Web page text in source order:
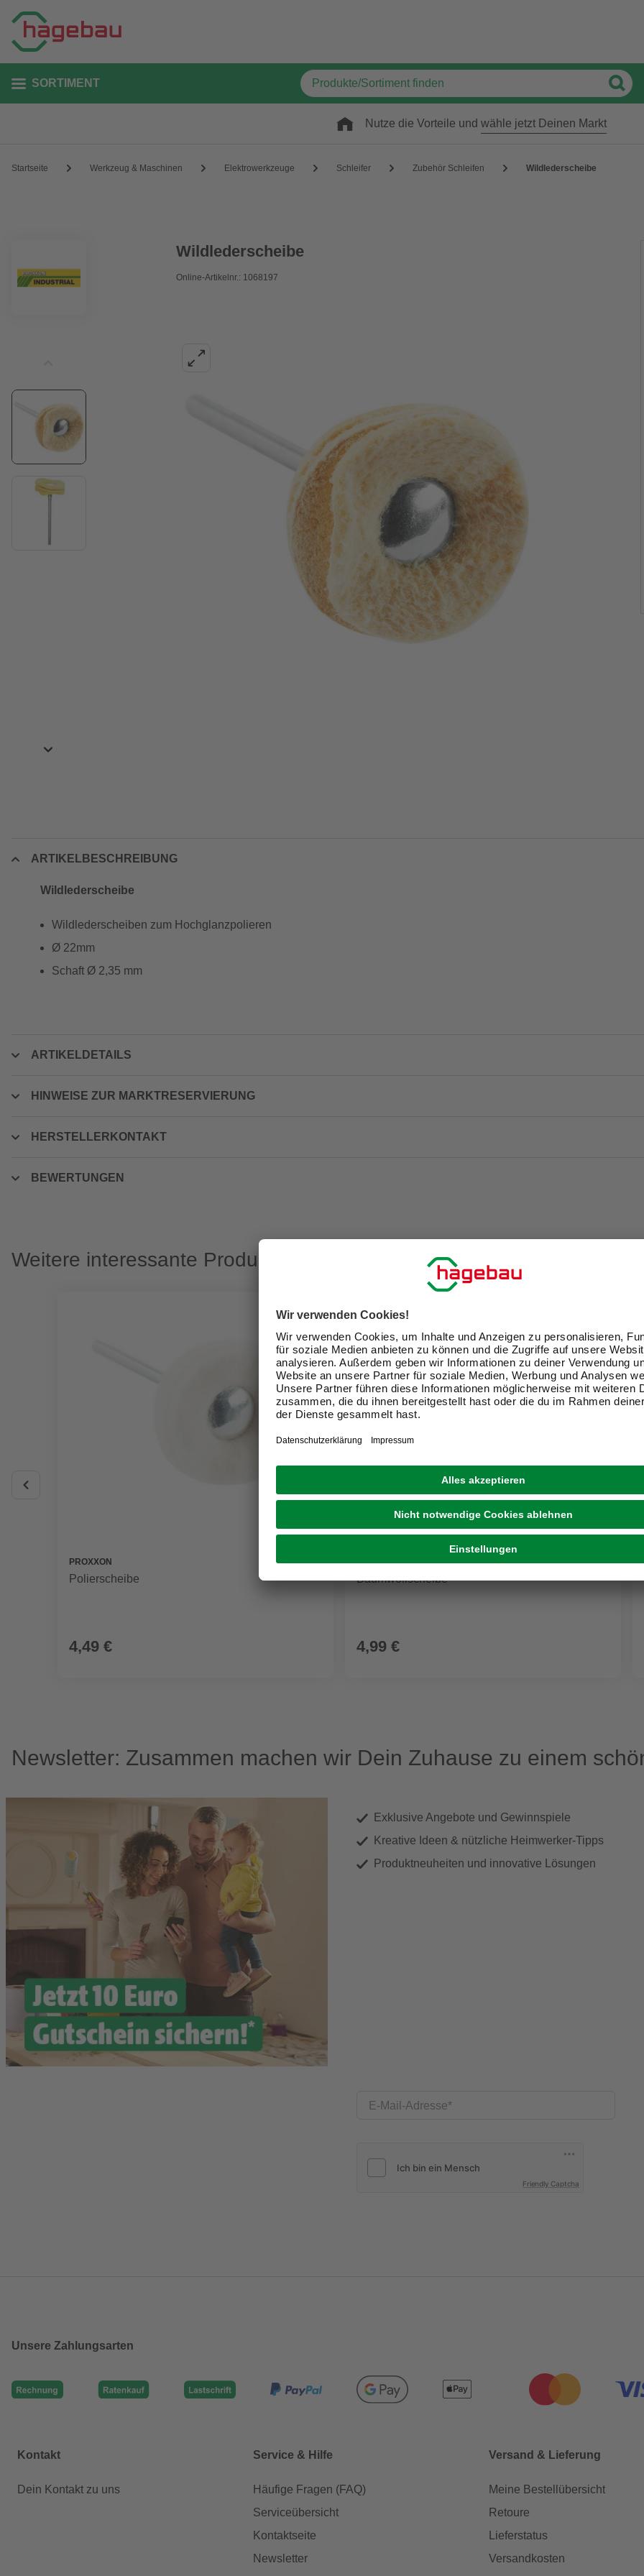
SORTIMENT
Nutze die Vorteile und wähle jetzt Deinen Markt
Startseite Werkzeug & Maschinen Elektrowerkzeuge Schleifer Zubehör Schleifen Wildlederscheibe
Wildlederscheibe
Online-Artikelnr.: 1068197
ARTIKELBESCHREIBUNG
Wildlederscheibe
Wildlederscheiben zum Hochglanzpolieren
Ø 22mm
Schaft Ø 2,35 mm
ARTIKELDETAILS
HINWEISE ZUR MARKTRESERVIERUNG
HERSTELLERKONTAKT
BEWERTUNGEN
Weitere interessante Produkte
PROXXON
Polierscheibe
4,49 €
PROXXON
Baumwollscheibe
4,99 €
Newsletter: Zusammen machen wir Dein Zuhause zu einem
Exklusive Angebote und Gewinnspiele
Kreative Ideen & nützliche Heimwerker-Tipps
Produktneuheiten und innovative Lösungen
E-Mail-Adresse
Friendly Captcha
Unsere Zahlungsarten
Kontakt
Dein Kontakt zu uns
Service & Hilfe
Häufige Fragen (FAQ)
Serviceübersicht
Kontaktseite
Newsletter
Versand & Lieferung
Meine Bestellübersicht
Retoure
Lieferstatus
Versandkosten